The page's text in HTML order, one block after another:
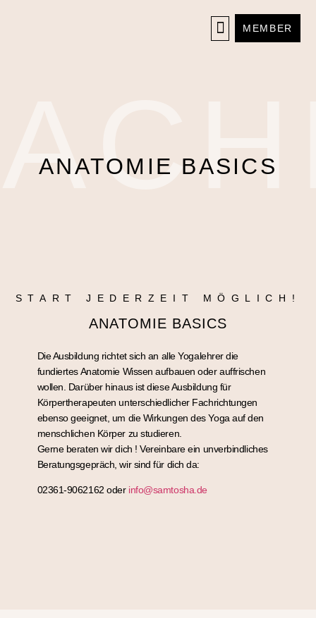
MEMBER
ANATOMIE BASICS
START JEDERZEIT MÖGLICH!
ANATOMIE BASICS
Die Ausbildung richtet sich an alle Yogalehrer die
fundiertes Anatomie Wissen aufbauen oder auffrischen
wollen. Darüber hinaus ist diese Ausbildung für
Körpertherapeuten unterschiedlicher Fachrichtungen
ebenso geeignet, um die Wirkungen des Yoga auf den
menschlichen Körper zu studieren.
Gerne beraten wir dich ! Vereinbare ein unverbindliches
Beratungsgepräch, wir sind für dich da:
02361-9062162 oder info@samtosha.de